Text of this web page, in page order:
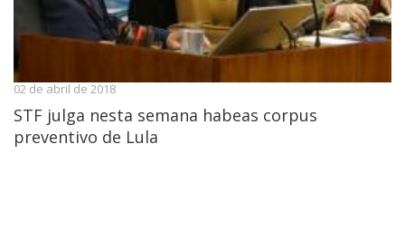
02 de abril de 2018
STF julga nesta semana habeas corpus
preventivo de Lula